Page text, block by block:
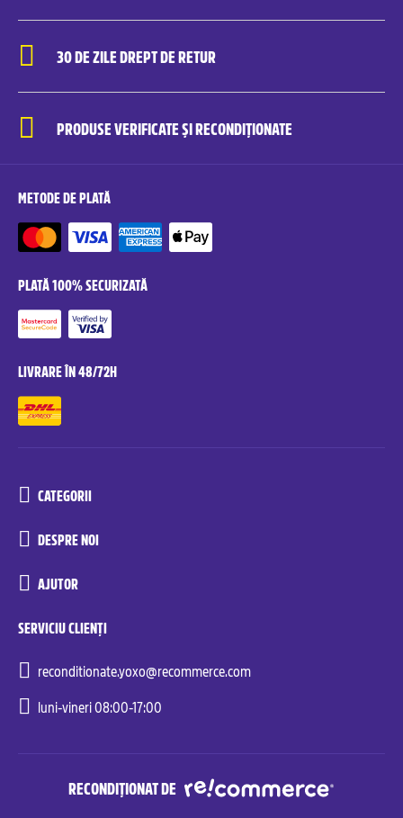
30 DE ZILE DREPT DE RETUR
PRODUSE VERIFICATE ȘI RECONDIȚIONATE
METODE DE PLATĂ
PLATĂ 100% SECURIZATĂ
LIVRARE ÎN 48/72H
CATEGORII
DESPRE NOI
AJUTOR
SERVICIU CLIENȚI
reconditionate.yoxo@recommerce.com
luni-vineri 08:00-17:00
RECONDIȚIONAT DE